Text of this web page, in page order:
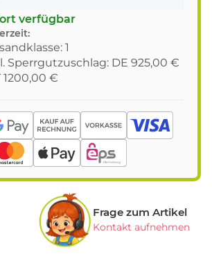
verfügbar
1
Sperrgutzuschlag: DE 925,00 €
1200,00 €
Frage zum Artikel
Kontakt aufnehmen